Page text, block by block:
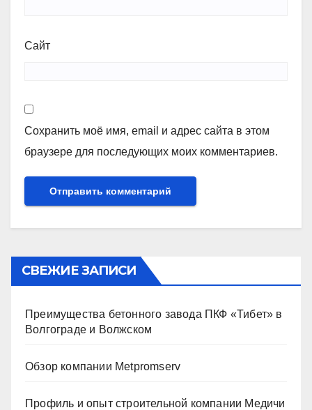
Сайт
Сохранить моё имя, email и адрес сайта в этом
браузере для последующих моих комментариев.
СВЕЖИЕ ЗАПИСИ
Преимущества бетонного завода ПКФ «Тибет» в
Волгограде и Волжском
Обзор компании Metpromserv
Профиль и опыт строительной компании Медичи